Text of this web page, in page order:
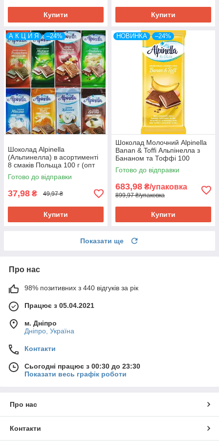
Купити Купити
А К Ц И Я –24%
Шоколад Alpinella
(Альпинелла) в асортименті
8 смаків Польща 100 г (опт
24 шт)
Готово до відправки
37,98 ₴ 49,97 ₴
Купити
НОВИНКА –24%
Шоколад Молочний Alpinella
Banan & Toffi Альпінелла з
Бананом та Тоффі 100
г Польща (19 шт/1 уп)
Готово до відправки
683,98 ₴/упаковка
899,97 ₴/упаковка
Купити
Показати ще
Про нас
98% позитивних з 440 відгуків за рік
Працює з 05.04.2021
м. Дніпро
Дніпро, Україна
Контакти
Сьогодні працює з 00:30 до 23:30
Показати весь графік роботи
Про нас
Контакти